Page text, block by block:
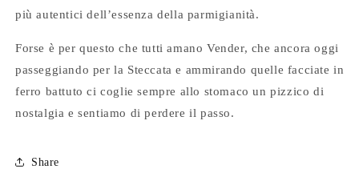
più autentici dell’essenza della parmigianità.
Forse è per questo che tutti amano Vender, che ancora oggi
passeggiando per la Steccata e ammirando quelle facciate in
ferro battuto ci coglie sempre allo stomaco un pizzico di
nostalgia e sentiamo di perdere il passo.
Share